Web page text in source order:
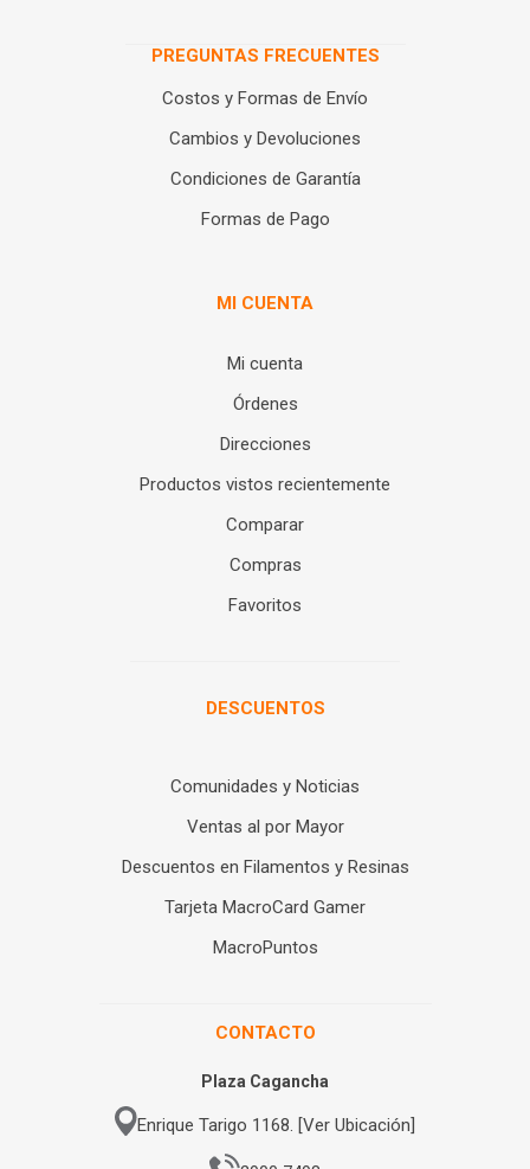
PREGUNTAS FRECUENTES
Costos y Formas de Envío
Cambios y Devoluciones
Condiciones de Garantía
Formas de Pago
MI CUENTA
Mi cuenta
Órdenes
Direcciones
Productos vistos recientemente
Comparar
Compras
Favoritos
DESCUENTOS
Comunidades y Noticias
Ventas al por Mayor
Descuentos en Filamentos y Resinas
Tarjeta MacroCard Gamer
MacroPuntos
CONTACTO
Plaza Cagancha
Enrique Tarigo 1168. [Ver Ubicación]